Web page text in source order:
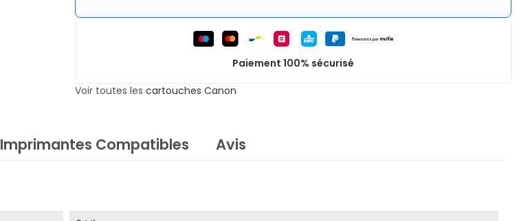
Paiement 100% sécurisé
Voir toutes les cartouches Canon
Imprimantes Compatibles Avis